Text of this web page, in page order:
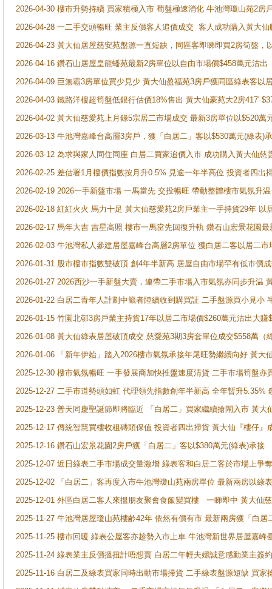
2026-04-30 樓市升勢持續 買家積極入市 荀盤極速消化 牛池灣瓊山苑2房
2026-04-28 一二手交頭暢旺 業主反價客人追價成交 客人成功購入黃大
2026-04-23 黃大仙居屋慈安苑盤源一直短缺，同區客即睇即買2房筍盤，
2026-04-16 鑽石山居屋皇龍蟠苑最新2房單位以自由市場價$458萬元沽出
2026-04-09 巨無霸3房單位買少見少 黃大仙盈福苑3房戶獲同區綠表客以
2026-04-03 鐵路洋樓超筍盤低銀行估價18%售出 黃大仙豪苑大2房417'
2026-04-02 黃大仙慈愛苑上月錄5宗居二市場成交 最新3房單位以$520萬
2026-03-13 牛池灣嘉峰台高層3房戶，獲「白居二」客以$530萬元(綠表)
2026-03-12 為求與家人同住同座 白居二買家追價入市 成功購入黃大仙
2026-02-25 差估署1月樓價指數按月升0.5% 見逾一年半高位 投資者四
2026-02-19 2026一手新盤市場 一馬當先 交投暢旺 帶動整體樓市氣氛升
2026-02-18 紅紅火火 馬力十足 黃大仙慈愛苑2房戶業主一手持貨29年 以
2026-02-17 馬年大吉 吉星高照 樓市一馬當先回復升軌 鑽石山宏景花園
2026-02-03 牛池灣私人參建居屋嘉峰台高層2房單位 獲白居二客以居二市
2026-01-31 股市樓市指數雙破頂 創4年半新高 居屋自由市場罕有低市價
2026-01-27 2026西沙一手新盤大賣，連帶二手市場入市氣氛亦同步升温
2026-01-22 白居二青年人計劃中籤者陸續收到購買証 二手盤源買小見小
2026-01-15 竹園北邨3房戶業主持貨17年以居二市場價$260萬元沽出大賺
2026-01-08 黃大仙綠表居屋破頂成交 慈愛苑3期3房套單位成交$558萬（
2026-01-06 「新年伊始」踏入2026樓市氣氛承接年尾旺勢繼續向好 黃
2025-12-30 樓市氣氛暢旺 一手發展商加快推盤速度清貨 二手市場筍盤
2025-12-27 二手市道勢頭如虹 代理領先指數創年半新高 全年暫升5.35%
2025-12-23 普天同慶聖誕節即將臨近 「白居二」買家繼續搶閘入市 黃
2025-12-17 傳統智慧買樓收租磚頭保值 投資者四出掃貨 黃大仙『樓仔
2025-12-16 鑽石山宏景花園2房戶獲「白居二」客以$380萬元(綠表)承接
2025-12-07 近日綠表二手市場成交量激增 綠表客和白居二客於市場上
2025-12-02 「白居二」客再度入市牛池灣瓊山苑兩房單位 最新兩房以綠
2025-12-01 外區白居二客人來搵朋友聚會食飯變買樓 一睇即中 黃大仙
2025-11-27 牛池灣居屋瓊山苑樓齢42年 依然有價有市 最新兩房獲「白居
2025-11-25 樓市回暖 綠表公屋客亦趁勢入市上車 牛池灣新世界居屋嘉峰
2025-11-24 綠表業主反價搵扭計唔想賣 白居二年輕夫婦誠意感動業主簽
2025-11-16 白居二及綠表買家同時出動市場掃貨 二手綠表盤源短缺 買